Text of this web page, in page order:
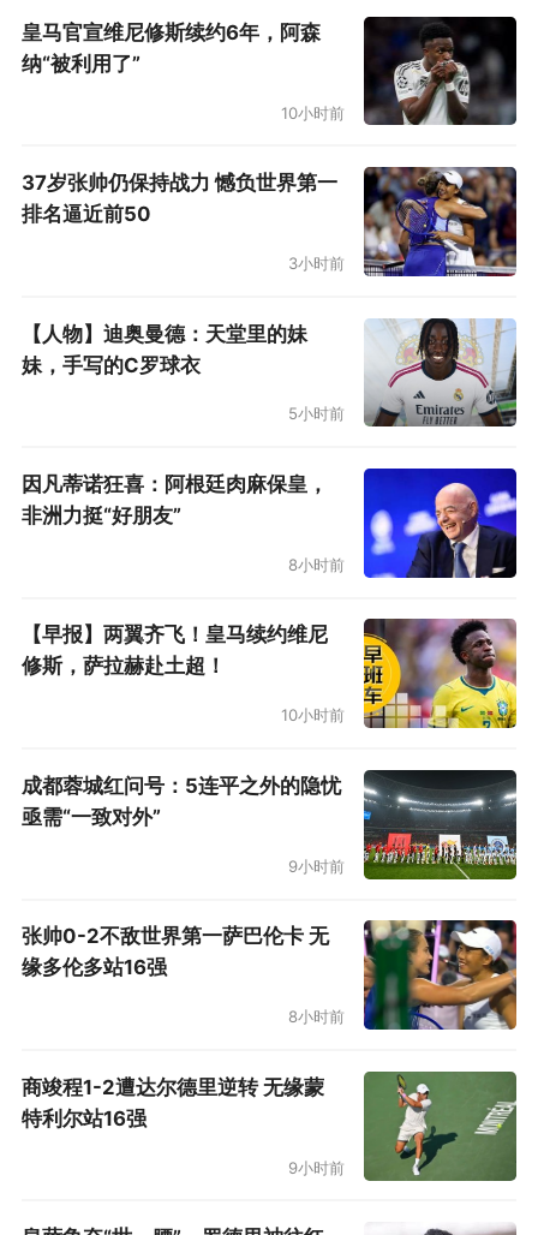
皇马官宣维尼修斯续约6年，阿森
纳“被利用了”
10小时前
37岁张帅仍保持战力 憾负世界第一
排名逼近前50
3小时前
【人物】迪奥曼德：天堂里的妹
妹，手写的C罗球衣
5小时前
因凡蒂诺狂喜：阿根廷肉麻保皇，
非洲力挺“好朋友”
8小时前
【早报】两翼齐飞！皇马续约维尼
修斯，萨拉赫赴土超！
10小时前
成都蓉城红问号：5连平之外的隐忧
亟需“一致对外”
9小时前
张帅0-2不敌世界第一萨巴伦卡 无
缘多伦多站16强
8小时前
商竣程1-2遭达尔德里逆转 无缘蒙
特利尔站16强
9小时前